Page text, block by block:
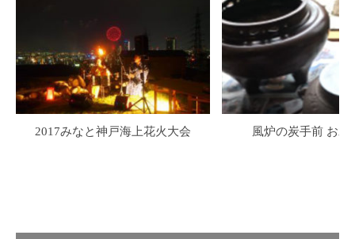
2017みなと神戸海上花火大会 風炉の炭手前 お水